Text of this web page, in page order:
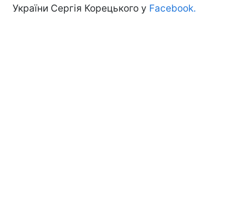
України Сергія Корецького у Facebook.